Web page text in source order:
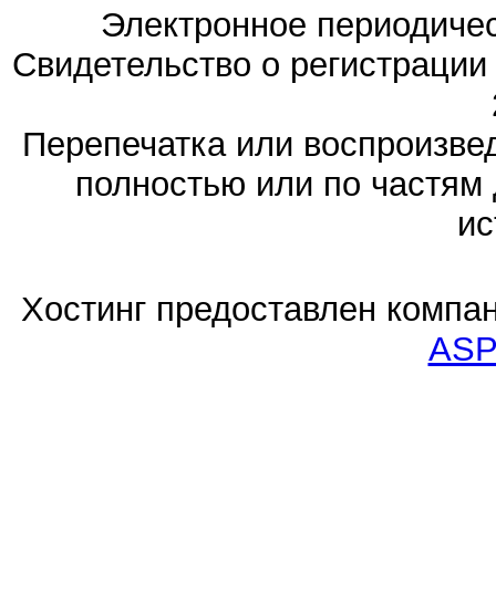
Электронное
Свидетельство о
Перепечатка или
полностью или по частям
Хостинг предоставлен